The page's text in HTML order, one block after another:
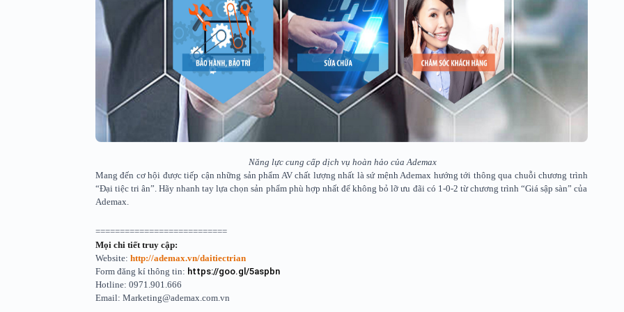
Năng lực cung cấp dịch vụ hoàn hảo của Ademax
Mang đến cơ hội được tiếp cận những sản phẩm AV chất lượng nhất là sứ mệnh Ademax hướng tới thông qua chuỗi chương trình
“Đại tiệc tri ân”. Hãy nhanh tay lựa chọn sản phẩm phù hợp nhất để không bỏ lỡ ưu đãi có 1-0-2 từ chương trình “Giá sập sàn” của
Ademax.
===========================
Mọi chi tiết truy cập:
Website: http://ademax.vn/daitiectrian
Form đăng kí thông tin: https://goo.gl/5aspbn
Hotline: 0971.901.666
Email: Marketing@ademax.com.vn